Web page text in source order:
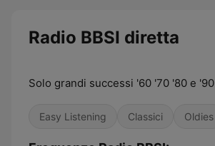
Radio BBSI diretta
Solo grandi successi '60 '70 '80 e '90
Easy Listening Classici Oldies